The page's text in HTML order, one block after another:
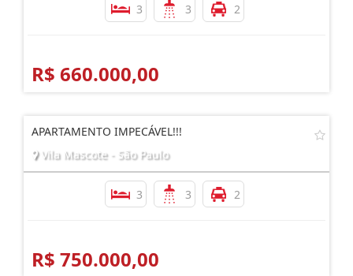
3 3 2
R$ 660.000,00
APARTAMENTO IMPECÁVEL!!!
Vila Mascote - São Paulo
3 3 2
R$ 750.000,00